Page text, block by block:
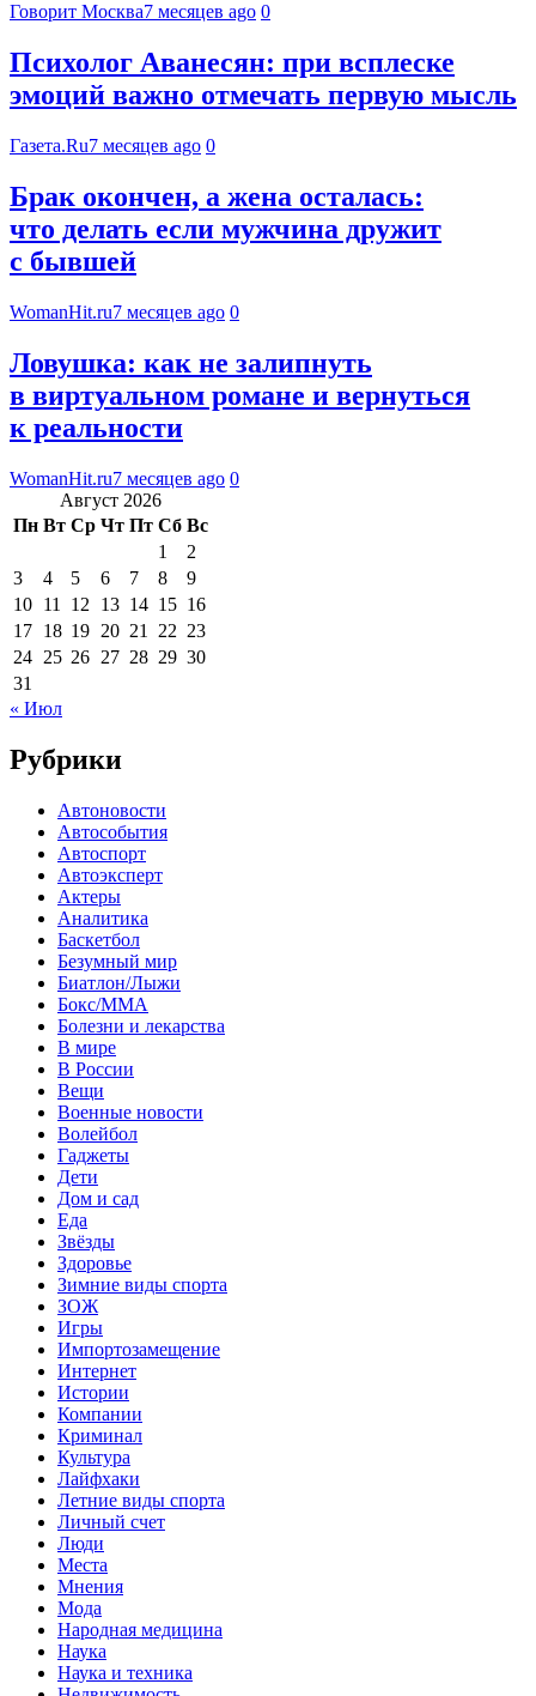
Говорит Москва7 месяцев ago 0
Психолог Аванесян: при всплеске
эмоций важно отмечать первую мысль
Газета.Ru7 месяцев ago 0
Брак окончен, а жена осталась:
что делать если мужчина дружит
с бывшей
WomanHit.ru7 месяцев ago 0
Ловушка: как не залипнуть
в виртуальном романе и вернуться
к реальности
WomanHit.ru7 месяцев ago 0
Август 2026
Пн Вт Ср Чт Пт Сб Вс
1
2
3
4 5 6 7 8
9
10 11 12 13 14 15 16
17 18 19 20 21 22 23
24 25 26 27 28 29 30
31
« Июл
Рубрики
Автоновости
Автособытия
Автоспорт
Автоэксперт
Актеры
Аналитика
Баскетбол
Безумный мир
Биатлон/Лыжи
Бокс/MMA
Болезни и лекарства
В мире
В России
Вещи
Военные новости
Волейбол
Гаджеты
Дети
Дом и сад
Еда
Звёзды
Здоровье
Зимние виды спорта
ЗОЖ
Игры
Импортозамещение
Интернет
Истории
Компании
Криминал
Культура
Лайфхаки
Летние виды спорта
Личный счет
Люди
Места
Мнения
Мода
Народная медицина
Наука
Наука и техника